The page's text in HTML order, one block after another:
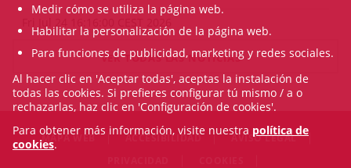
VER TODAS LAS NOTICIAS
MAPA WEB ACCESIBILIDAD
AVISO LEGAL
Medir cómo se utiliza la página web.
Habilitar la personalización de la página web.
Para funciones de publicidad, marketing y redes sociales.
Al hacer clic en 'Aceptar todas', aceptas la instalación de
todas las cookies. Si prefieres configurar tú mismo / a o
rechazarlas, haz clic en 'Configuración de cookies'.
Para obtener más información, visite nuestra política de
cookies.